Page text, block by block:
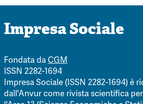
Impresa Sociale
Fondata daCGM
ISSN 2282-1694
Impresa Sociale (ISSN 2282-1694) è
dall'Anvur come rivista scientifica per